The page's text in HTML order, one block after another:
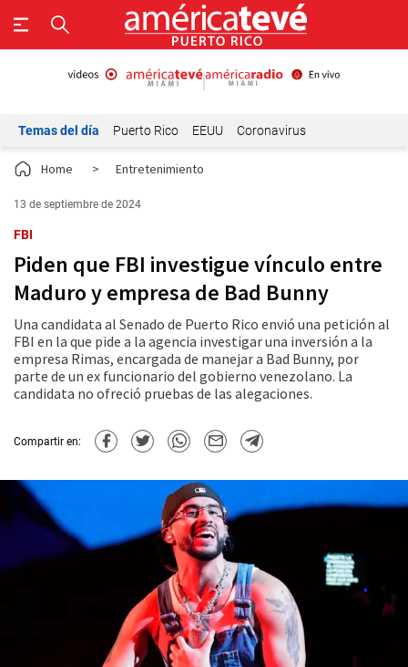
Temas del día Puerto Rico EEUU Coronavirus
Home > Entretenimiento
13 de septiembre de 2024
FBI
Piden que FBI investigue vínculo entre
Maduro y empresa de Bad Bunny
Una candidata al Senado de Puerto Rico envió una petición al
FBI en la que pide a la agencia investigar una inversión a la
empresa Rimas, encargada de manejar a Bad Bunny, por
parte de un ex funcionario del gobierno venezolano. La
candidata no ofreció pruebas de las alegaciones.
Compartir en: